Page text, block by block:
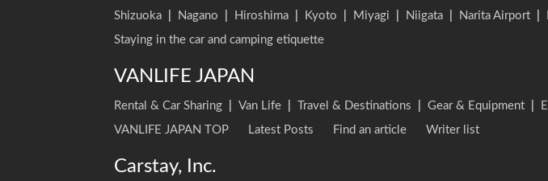
Shizuoka
Nagano Hiroshima Kyoto Miyagi Niigata Narita Airport
Staying in the car and camping etiquette
VANLIFE JAPAN
Rental & Car Sharing Van Life Travel & Destinations Gear & Equipment
VANLIFE JAPAN TOP
Latest Posts Find an article Writer list
Carstay, Inc.